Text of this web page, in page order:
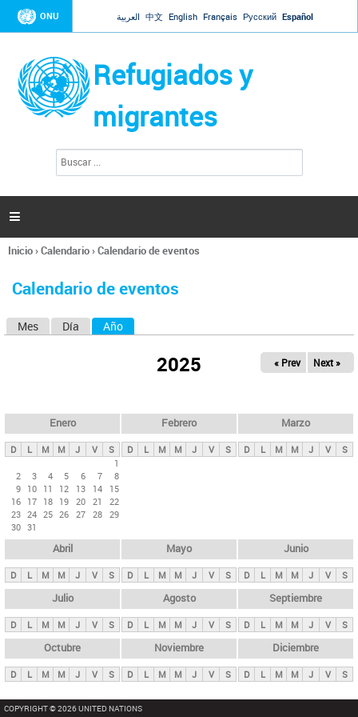
Jump to navigation
ONU العربية 中文 English Français Русский Español
Refugiados y
migrantes
l
d
s

Se
usted
Inicio›Calendario›Calendario de eventos
Calendario de eventos
s
p
n
c
i
p
l
e
s
Mes Día Año
2025 « Prev Next »
Enero
D L M M J V
S
1
2
3 4 5 6 7
8
9 10 11 12 13 14
15
16 17 18 19 20 21
22
23 24 25 26 27 28 29
30 31
Febrero
D L M M J V S
Marzo
D L M M J V S
Abril
D L M M J V S
Mayo
D L M M J V S
Junio
D L M M J V S
Julio
D L M M J V S
Agosto
D L M M J V S
Septiembre
D L M M J V S
Octubre
D L M M J V S
Noviembre
D L M M J V S
Diciembre
D L M M J V S
COPYRIGHT © 2026 UNITED NATIONS